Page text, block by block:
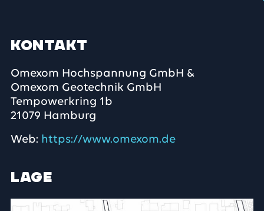
Kontakt
Omexom Hochspannung GmbH &
Omexom Geotechnik GmbH
Tempowerkring 1b
21079 Hamburg
Web: https://www.omexom.de
Lage